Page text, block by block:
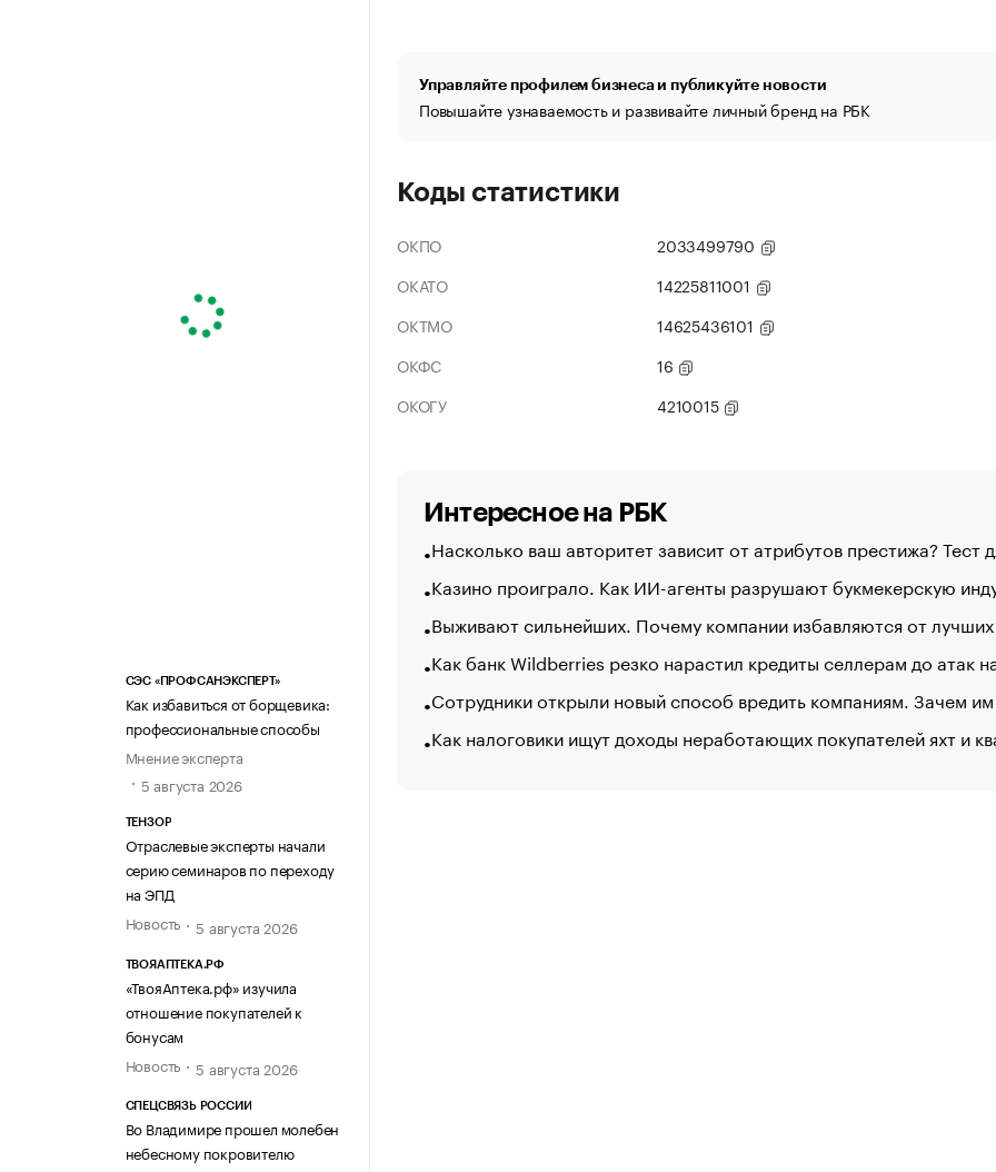
СЭС «ПРОФСАНЭКСПЕРТ»
Как избавиться от борщевика:
профессиональные способы
Мнение эксперта
5 августа 2026
ТЕНЗОР
Отраслевые эксперты начали
серию семинаров по переходу
на ЭПД
Новость
5 августа 2026
ТВОЯАПТЕКА.РФ
«ТвояАптека.рф» изучила
отношение покупателей к
бонусам
Новость
5 августа 2026
СПЕЦСВЯЗЬ РОССИИ
Во Владимире прошел молебен
небесному покровителю
Управляйте профилем бизнеса и публикуйте новости
Повышайте узнаваемость и развивайте личный бренд на РБК
Коды статистики
ОКПО
2033499790
ОКАТО
14225811001
ОКТМО
14625436101
ОКФС
16
ОКОГУ
4210015
Интересное на РБК
Насколько ваш авторитет зависит от атрибутов престижа? Тест
Казино проиграло. Как ИИ-агенты разрушают букмекерскую
Выживают сильнейших. Почему компании избавляются от лучших
Как банк Wildberries резко нарастил кредиты селлерам до атак
Сотрудники открыли новый способ вредить компаниям. Зачем
Как налоговики ищут доходы неработающих покупателей яхт и